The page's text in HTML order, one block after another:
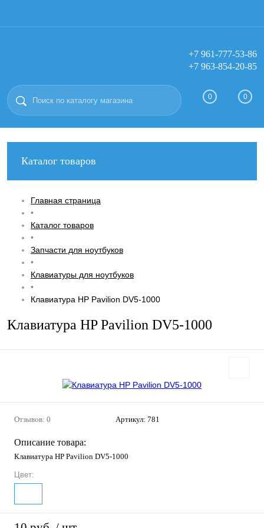
Вход Регистрация
+7 961-777-53-86
+7 963-854-20-85
0 0
Каталог товаров
Главная страница
•
Каталог товаров
•
Запчасти для ноутбуков
•
Клавиатуры для ноутбуков
•
Клавиатура HP Pavilion DV5-1000
Клавиатура HP Pavilion DV5-1000
Отзывов: 0 Артикул: 781
Описание товара:
Клавиатура HP Pavilion DV5-1000
Цвет: